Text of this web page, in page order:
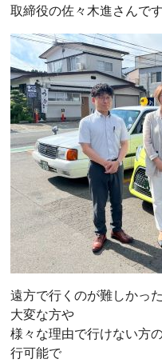
取締役の佐々木進さんです
遠方で行くのが難しかっ
大変な方や
様々な理由で行けない方
行可能で